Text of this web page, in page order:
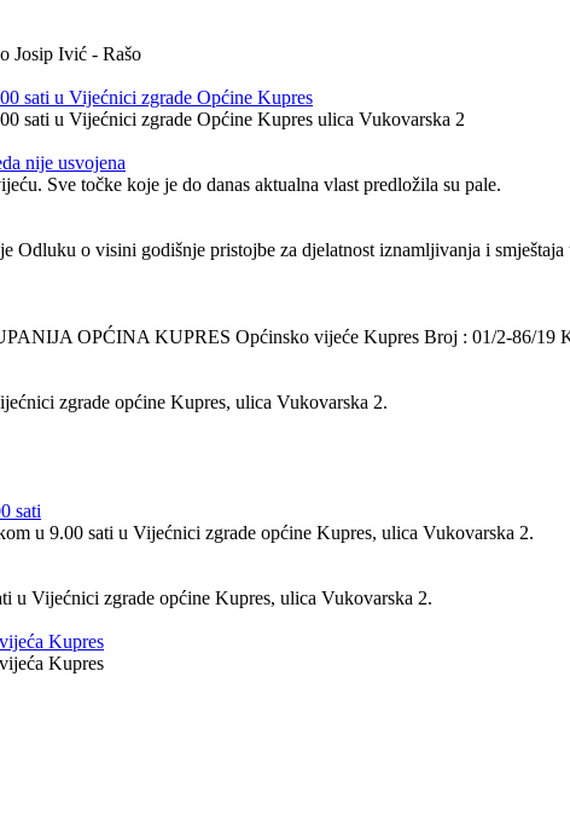
Josip Ivić - Rašo
sati u Vijećnici zgrade Općine Kupres
sati u Vijećnici zgrade Općine Kupres ulica Vukovarska 2
nije usvojena
Sve točke koje je do danas aktualna vlast predložila su pale.
o visini godišnje pristojbe za djelatnost iznamljivanja i
OPĆINA KUPRES Općinsko vijeće Kupres Broj : 01/2-86/19
zgrade općine Kupres, ulica Vukovarska 2.
sati
u 9.00 sati u Vijećnici zgrade općine Kupres, ulica Vukovarska 2.
u Vijećnici zgrade općine Kupres, ulica Vukovarska 2.
Kupres
Kupres